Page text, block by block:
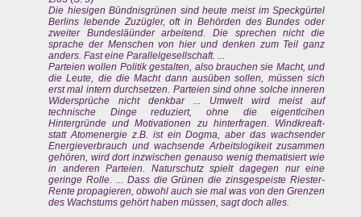
Die hiesigen Bündnisgrünen sind heute meist im Speckgürtel
Berlins lebende Zuzügler, oft in Behörden des Bundes oder
zweiter Bundesläünder arbeitend. Die sprechen nicht die
sprache der Menschen von hier und denken zum Teil ganz
anders. Fast eine Parallelgesellschaft. ...
Parteien wollen Politik gestalten, also brauchen sie Macht, und
die Leute, die die Macht dann ausüben sollen, müssen sich
erst mal intern durchsetzen. Parteien sind ohne solche inneren
Widersprüche nicht denkbar ... Umwelt wird meist auf
technische Dinge reduziert, ohne die eigentlcihen
Hintergründe und Motivationen zu hinterfragen. Windkreaft-
statt Atomenergie z.B. ist ein Dogma, aber das wachsender
Energieverbrauch und wachsende Arbeitslogikeit zusammen
gehören, wird dort inzwischen genauso wenig thematisiert wie
in anderen Parteien. Naturschutz spielt dagegen nur eine
geringe Rolle. ... Dass die Grünen die zinsgespeiste Riester-
Rente propagieren, obwohl auch sie mal was von den Grenzen
des Wachstums gehört haben müssen, sagt doch alles.